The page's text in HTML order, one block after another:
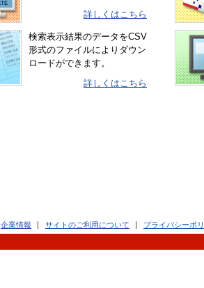
詳しくはこちら
検索表示結果のデータをCSV
形式のファイルによりダウン
ロードができます。
詳しくはこちら
企業情報 サイトのご利用について プライバシーポ